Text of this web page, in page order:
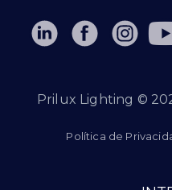
Prilux Lighting ©
Política de